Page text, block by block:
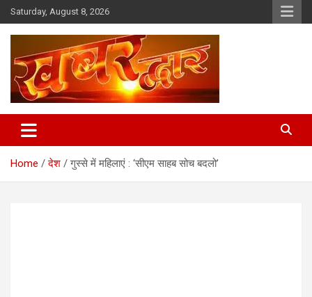
Skip
to
content
Saturday, August 8, 2026
Khabar Dwar
Home देश गुस्से में महिलाएं : ‘सीएम साहब सोच बदलो’